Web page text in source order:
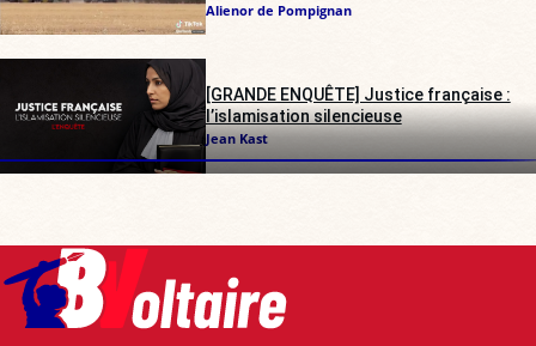
Alienor de Pompignan
[GRANDE ENQUÊTE] Justice française :
l’islamisation silencieuse
Jean Kast